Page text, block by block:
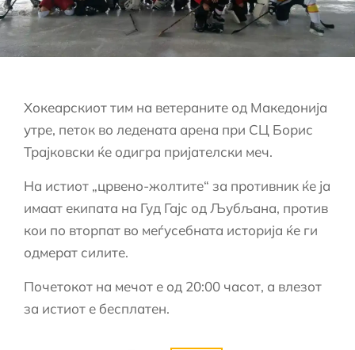
Хокеарскиот тим на ветераните од Македонија
утре, петок во ледената арена при СЦ Борис
Трајковски ќе одигра пријателски меч.
На истиот „црвено-жолтите“ за противник ќе ја
имаат екипата на Гуд Гајс од Љубљана, против
кои по вторпат во меѓусебната историја ќе ги
одмерат силите.
Почетокот на мечот е од 20:00 часот, а влезот
за истиот е бесплатен.